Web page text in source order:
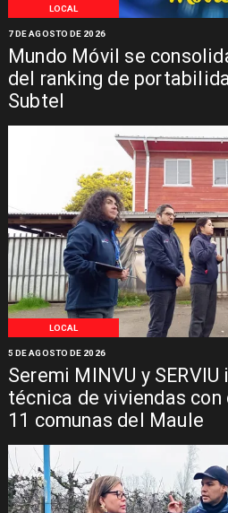
LOCAL
Mundo Móvil se
del ranking de
Subtel
7 DE AGOSTO DE 2026
LOCAL
Seremi MINVU y
técnica de viviendas con
11 comunas del Maule
5 DE AGOSTO DE 2026